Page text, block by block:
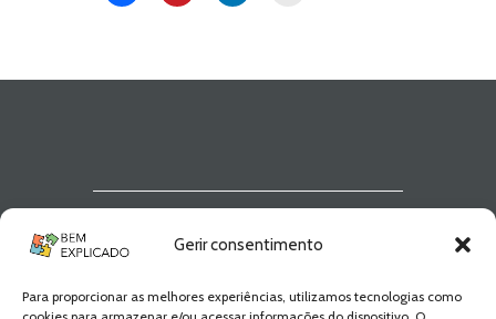
Gerir consentimento
Para proporcionar as melhores experiências, utilizamos tecnologias como
Explicado
Fica a par de todas as novidades! Zero